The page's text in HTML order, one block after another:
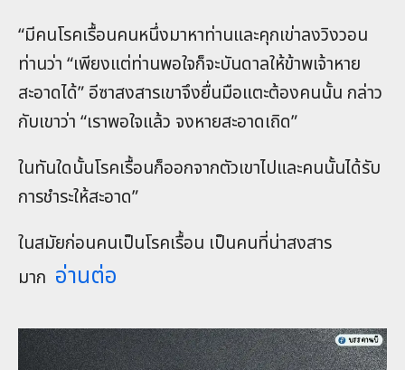
“มีคนโรคเรื้อนคนหนึ่งมาหาท่านและคุกเข่าลงวิงวอน
ท่านว่า “เพียงแต่ท่านพอใจก็จะบันดาลให้ข้าพเจ้าหาย
สะอาดได้” อีซาสงสารเขาจึงยื่นมือแตะต้องคนนั้น กล่าว
กับเขาว่า “เราพอใจแล้ว จงหายสะอาดเถิด”
ในทันใดนั้นโรคเรื้อนก็ออกจากตัวเขาไปและคนนั้นได้รับ
การชำระให้สะอาด”
ในสมัยก่อนคนเป็นโรคเรื้อน เป็นคนที่น่าสงสาร
มาก อ่านต่อ